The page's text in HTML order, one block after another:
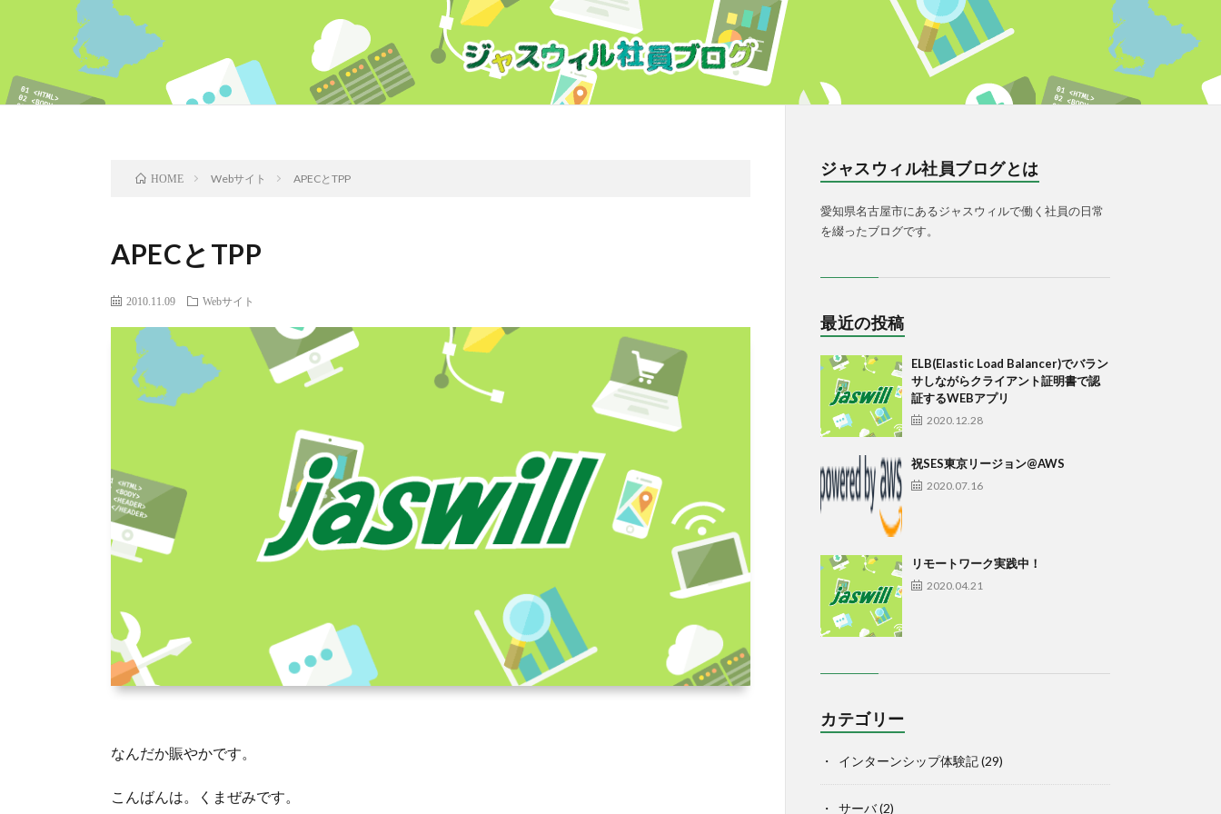
HOME Webサイト APECとTPP
APECとTPP
2010.11.09 Webサイト
なんだか賑やかです。
こんばんは。くまぜみです。
ジャスウィル社員ブログとは
愛知県名古屋市にあるジャスウィルで働く社員の日常
を綴ったブログです。
最近の投稿
ELB(Elastic Load Balancer)でバラン
サしながらクライアント証明書で認
証するWEBアプリ
2020.12.28
祝SES東京リージョン@AWS
2020.07.16
リモートワーク実践中！
2020.04.21
カテゴリー
インターンシップ体験記(29)
サーバ(2)